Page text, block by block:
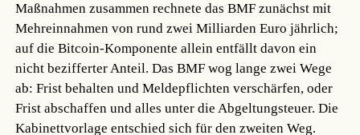
Maßnahmen zusammen rechnete das BMF zunächst mit
Mehreinnahmen von rund zwei Milliarden Euro jährlich;
auf die Bitcoin-Komponente allein entfällt davon ein
nicht bezifferter Anteil. Das BMF wog lange zwei Wege
ab: Frist behalten und Meldepflichten verschärfen, oder
Frist abschaffen und alles unter die Abgeltungsteuer. Die
Kabinettvorlage entschied sich für den zweiten Weg.